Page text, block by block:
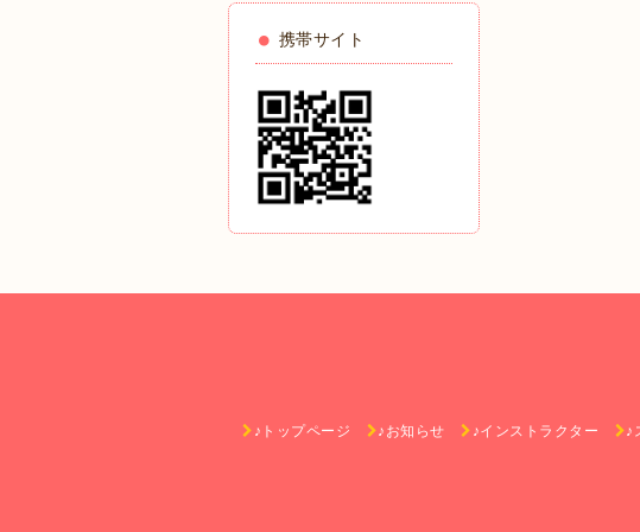
携帯サイト
♪トップページ ♪お知らせ ♪インストラクター ♪